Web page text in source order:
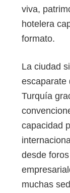
viva,
hotelera
formato.
La ciudad
escaparate
Turquía
capacidad
desde
muchas